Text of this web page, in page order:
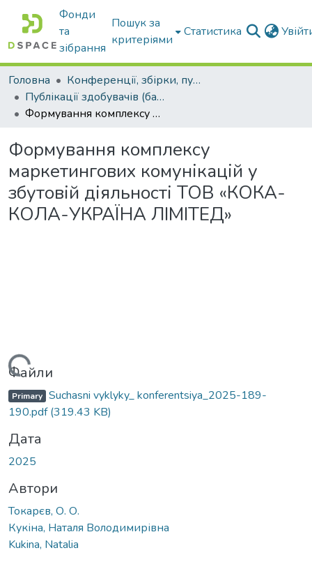
Фонди
та
зібрання
Пошук за
критеріями
Статистика
Головна
Конференції, збірки, публікації молодих вчених і здобувачів : магістрів, бакалаврів, аспірантів.
Публікації здобувачів (бакалаврів. магістрів, аспірантів)
Формування комплексу маркетингових комунікацій у збутовій діяльності ТОВ «КОКА-КОЛА-УКРАЇНА ЛІМІТЕД»
Формування комплексу
маркетингових комунікацій у
збутовій діяльності ТОВ «КОКА-
КОЛА-УКРАЇНА ЛІМІТЕД»
Файли
Primary Suchasni vyklyky_ konferentsiya_2025-189-
190.pdf(319.43 KB)
Дата
2025
Автори
Токарєв, О. О.
Кукіна, Наталя Володимирівна
Kukina, Natalia